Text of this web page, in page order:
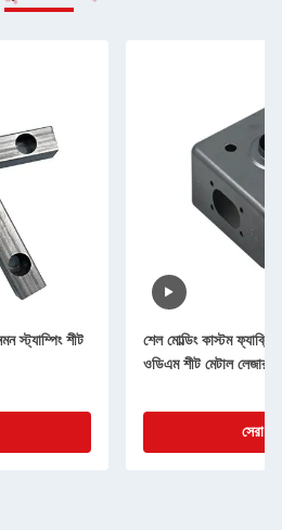
স্ট্যাম্পিং শীট
শেল মোল্ডিং কাস্টম
ওডিএম শীট মেটাল লেজার
সেরা